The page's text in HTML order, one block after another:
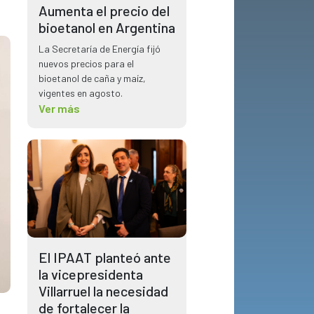
Aumenta el precio del
bioetanol en Argentina
La Secretaría de Energía fijó
nuevos precios para el
bioetanol de caña y maíz,
vigentes en agosto.
Ver más
El IPAAT planteó ante
la vicepresidenta
Villarruel la necesidad
de fortalecer la